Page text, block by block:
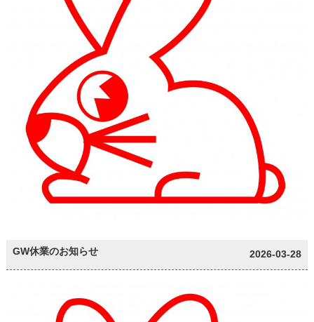
GW休業のお知らせ 2026-03-28